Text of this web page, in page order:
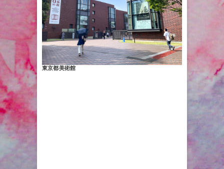
東京都美術館